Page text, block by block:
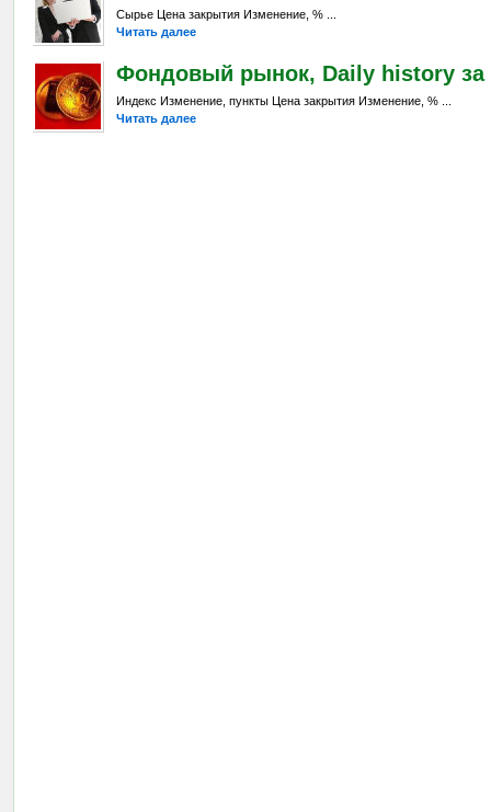
Сырье Цена закрытия Изменение, % ...
Читать далее
Фондовый рынок, Daily history за
Индекс Изменение, пункты Цена закрытия Изменение, % ...
Читать далее